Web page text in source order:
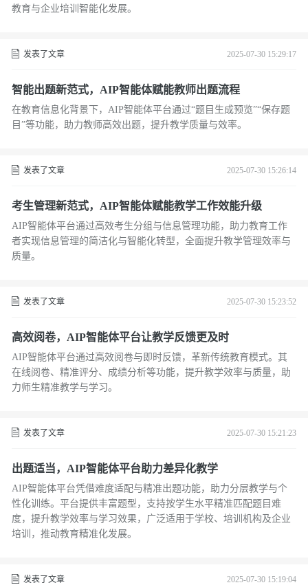
教育与企业培训智能化发展。
发表了文章 2025-07-30 15:29:17
智能出题新范式，AIP智能体赋能教师出题流程
在教育信息化背景下，AIP智能体平台通过“题目生成预览”“保存题
目”等功能，助力教师高效出题，提升教学质量与效率。
发表了文章 2025-07-30 15:26:14
考生管理新范式，AIP智能体赋能教学工作效能升级
AIP智能体平台通过高效考生分组与信息管理功能，助力教育工作
者实现信息管理的简洁化与智能化转型，全面提升教学管理效率与
质量。
发表了文章 2025-07-30 15:23:52
高效阅卷，AIP智能体平台让教学反馈更及时
AIP智能体平台通过高效阅卷与即时反馈，革新传统教育模式。其
在线阅卷、精准评分、成绩分析等功能，提升教学效率与质量，助
力师生精准教学与学习。
发表了文章 2025-07-30 15:21:23
出题适当，AIP智能体平台助力差异化教学
AIP智能体平台凭借难度适配与精准出题功能，助力分层教学与个
性化训练。平台提供丰富题型，支持按学生水平精准匹配题目难
度，提升教学效率与学习效果，广泛适用于学校、培训机构及企业
培训，推动教育精准化发展。
发表了文章 2025-07-30 15:19:04